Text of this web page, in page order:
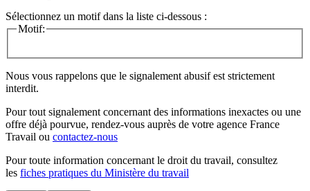
Sélectionnez un motif dans la liste ci-dessous :
Motif:
Nous vous rappelons que le signalement abusif est strictement
interdit.
Pour tout signalement concernant des informations inexactes ou une
offre déjà pourvue, rendez-vous auprès de votre agence France
Travail ou contactez-nous
Pour toute information concernant le droit du travail, consultez
les fiches pratiques du Ministère du travail